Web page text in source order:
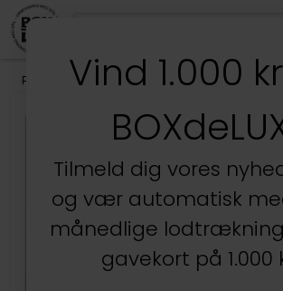
Produkter /Stuen Vaser, Krukker & Urtepotter
Vind 1.000
Tilmeld dig vores
og vær automatisk
månedlige
gavekort på 1.000